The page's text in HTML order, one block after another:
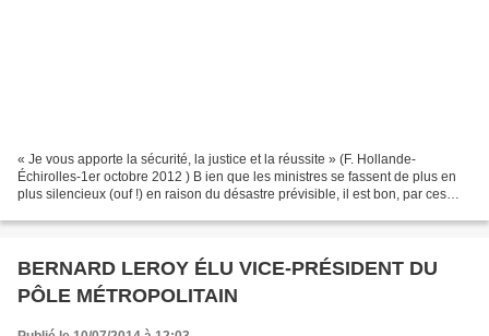
« Je vous apporte la sécurité, la justice et la réussite » (F. Hollande-
Échirolles-1er octobre 2012 ) B ien que les ministres se fassent de plus en
plus silencieux (ouf !) en raison du désastre prévisible, il est bon, par ces
BERNARD LEROY ÉLU VICE-PRÉSIDENT DU
PÔLE MÉTROPOLITAIN